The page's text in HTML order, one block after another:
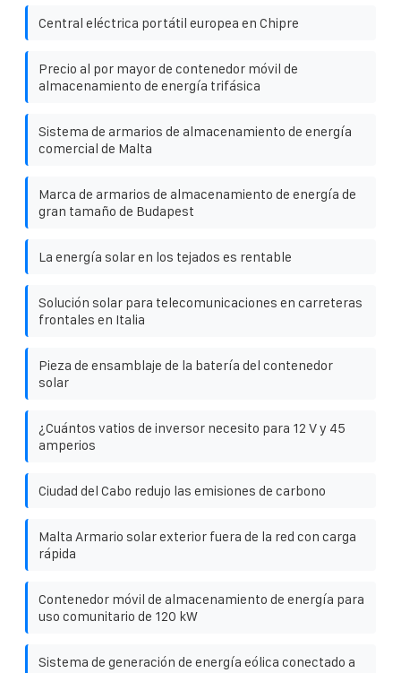
Central eléctrica portátil europea en Chipre
Precio al por mayor de contenedor móvil de
almacenamiento de energía trifásica
Sistema de armarios de almacenamiento de energía
comercial de Malta
Marca de armarios de almacenamiento de energía de
gran tamaño de Budapest
La energía solar en los tejados es rentable
Solución solar para telecomunicaciones en carreteras
frontales en Italia
Pieza de ensamblaje de la batería del contenedor
solar
¿Cuántos vatios de inversor necesito para 12 V y 45
amperios
Ciudad del Cabo redujo las emisiones de carbono
Malta Armario solar exterior fuera de la red con carga
rápida
Contenedor móvil de almacenamiento de energía para
uso comunitario de 120 kW
Sistema de generación de energía eólica conectado a